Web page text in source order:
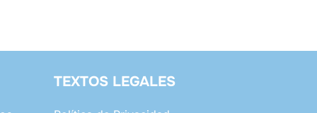
TEXTOS LEGALES